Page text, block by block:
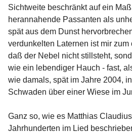
Sichtweite beschränkt auf ein
herannahende Passanten als
spät aus dem Dunst
verdunkelten Laternen ist mir zum
daß der Nebel nicht stillsteht,
wie ein lebendiger Hauch - fast,
wie damals, spät im Jahre 2004,
Schwaden über einer Wiese im
Ganz so, wie es Matthias
Jahrhunderten im Lied